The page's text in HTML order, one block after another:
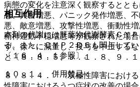
相互作用
本剤の代謝には肝薬物代謝酵素ＣＹ
る。また、ＣＹＰ２Ｄ６も関与して
〔１６．４．１参照〕。
１０．１． 併用禁忌：
病態の変化を注意深く観察するとと
悪、興奮増悪、パニック発作増悪、
悪、敵意増悪、攻撃性増悪、衝動性
精神運動不穏増悪等が観察された場
ず、徐々に減量し、投与を中止する
と〔８．８．５、９．１．８、９．１
８．８．４． 〈双極性障害におけ